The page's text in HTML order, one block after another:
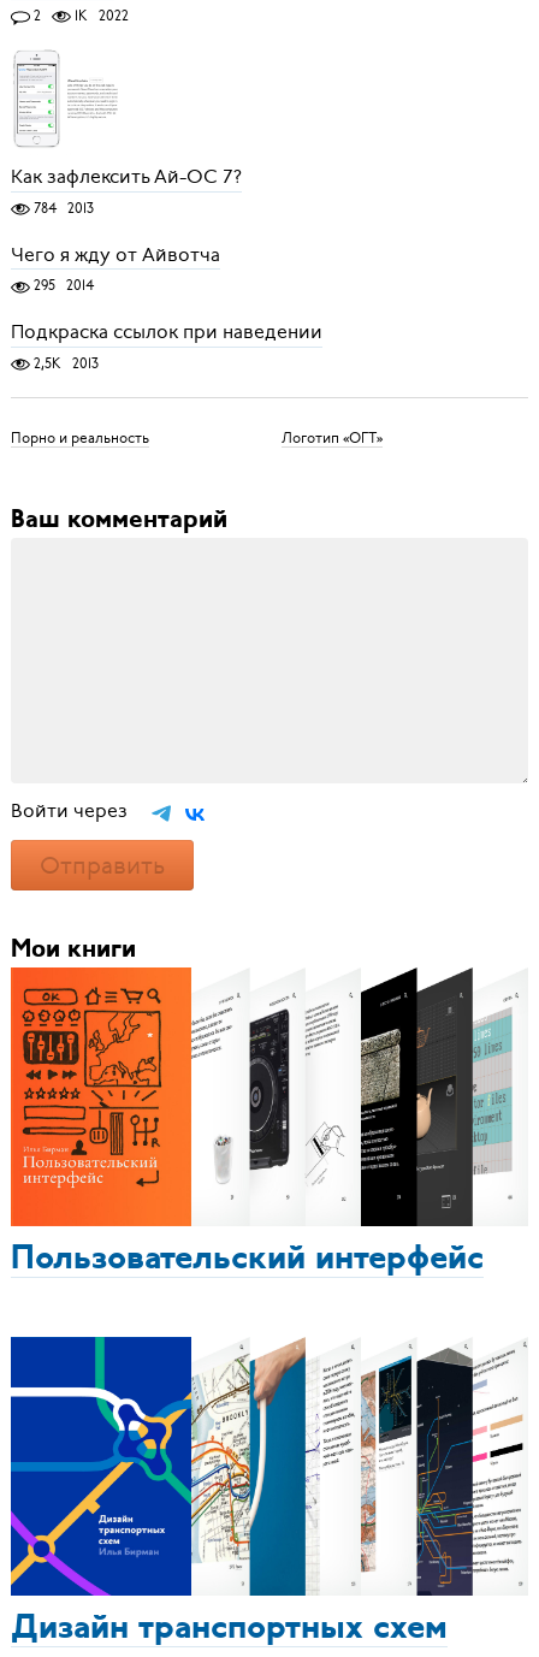
2 1K 2022
Как зафлексить Ай-ОС 7?
784 2013
Чего я жду от Айвотча
295 2014
Подкраска ссылок при наведении
2,5K 2013
Порно и реальность Логотип «ОГТ»
Ваш комментарий
Войти через
Отправить
Мои книги
Пользовательский интерфейс
Дизайн транспортных схем